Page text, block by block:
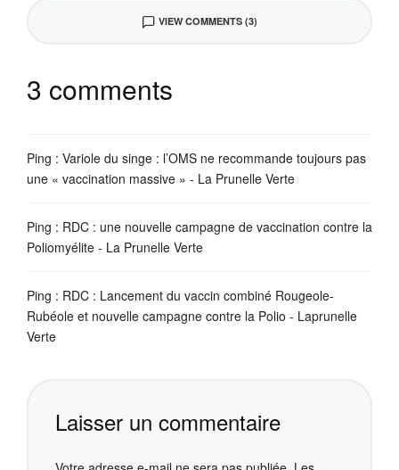
VIEW COMMENTS (3)
3 comments
Ping : Variole du singe : l’OMS ne recommande toujours pas
une « vaccination massive » - La Prunelle Verte
Ping : RDC : une nouvelle campagne de vaccination contre la
Poliomyélite - La Prunelle Verte
Ping : RDC : Lancement du vaccin combiné Rougeole-
Rubéole et nouvelle campagne contre la Polio - Laprunelle
Verte
Laisser un commentaire